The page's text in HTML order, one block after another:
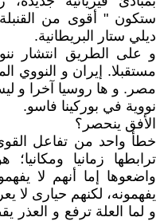
ستكون " أقوى من
ديلي ستار البريطانية.
و على الطريق انتشار
مستقبلا. إيران و النووي
مصر. و ها روسيا آخرا و
نووية في بوركينا فاسو.
الأفق ينحصر؟
خطأ واحد من تفاعل
ترابطها زمانيا
واضعوها إما أنهم لا
يفهمونه، لكنهم حيارى لا
و لما العلة ترفع و